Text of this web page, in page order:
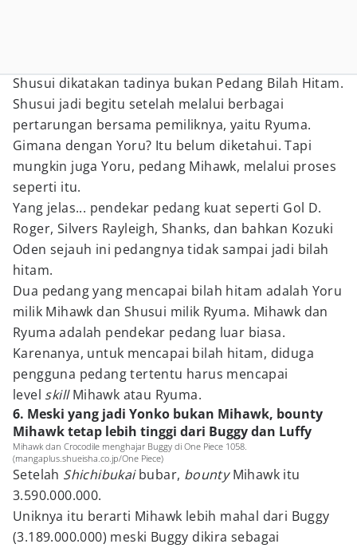
Shusui dikatakan tadinya bukan Pedang Bilah Hitam.
Shusui jadi begitu setelah melalui berbagai
pertarungan bersama pemiliknya, yaitu Ryuma.
Gimana dengan Yoru? Itu belum diketahui. Tapi
mungkin juga Yoru, pedang Mihawk, melalui proses
seperti itu.
Yang jelas... pendekar pedang kuat seperti Gol D.
Roger, Silvers Rayleigh, Shanks, dan bahkan Kozuki
Oden sejauh ini pedangnya tidak sampai jadi bilah
hitam.
Dua pedang yang mencapai bilah hitam adalah Yoru
milik Mihawk dan Shusui milik Ryuma. Mihawk dan
Ryuma adalah pendekar pedang luar biasa.
Karenanya, untuk mencapai bilah hitam, diduga
pengguna pedang tertentu harus mencapai
level skillMihawk atau Ryuma.
6. Meski yang jadi Yonko bukan Mihawk, bounty
Mihawk tetap lebih tinggi dari Buggy dan Luffy
Mihawk dan Crocodile menghajar Buggy di One Piece 1058.
(mangaplus.shueisha.co.jp/One Piece)
Setelah Shichibukaibubar, bountyMihawk itu
3.590.000.000.
Uniknya itu berarti Mihawk lebih mahal dari Buggy
(3.189.000.000) meski Buggy dikira sebagai